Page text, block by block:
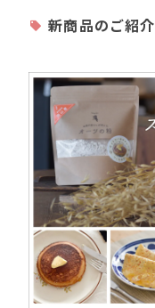
新商品のご紹介